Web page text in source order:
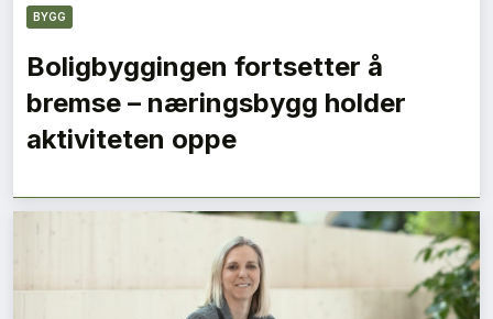
BYGG
Boligbyggingen fortsetter å
bremse – næringsbygg holder
aktiviteten oppe